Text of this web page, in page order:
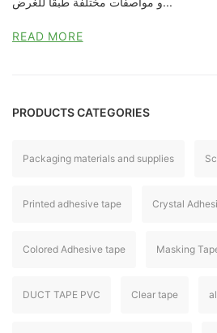
READ MORE
PRODUCTS CATEGORIES
Packaging materials and supplies
Printed adhesive tape Crystal
Colored Adhesive tape Masking
DUCT TAPE PVC Clear tape